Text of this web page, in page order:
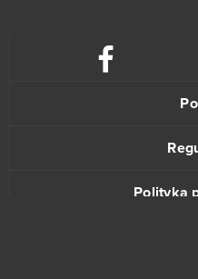
Polityka